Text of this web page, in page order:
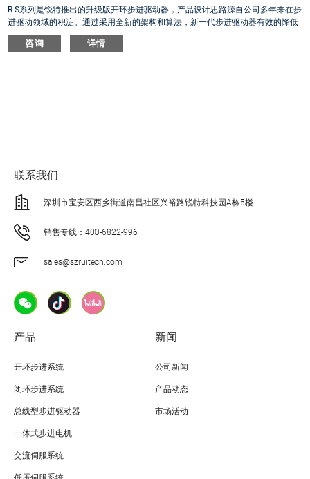
R-S系列是锐特推出的升级版开环步进驱动器，产品设计思路源自公司多年来在步
进驱动领域的积淀。通过采用全新的架构和算法，新一代步进驱动器有效的降低
了电机低速共振幅度，具有更强的抗干扰能力，同时支持无感堵转检测、缺相报
警等功能，支持多种脉冲指令形式、多个拨码设置功能。
咨询 详情
联系我们
深圳市宝安区西乡街道南昌社区兴裕路锐特科技园A栋5楼
销售专线：400-6822-996
sales@szruitech.com
产品
开环步进系统
闭环步进系统
总线型步进驱动器
一体式步进电机
交流伺服系统
新闻
公司新闻
产品动态
市场活动